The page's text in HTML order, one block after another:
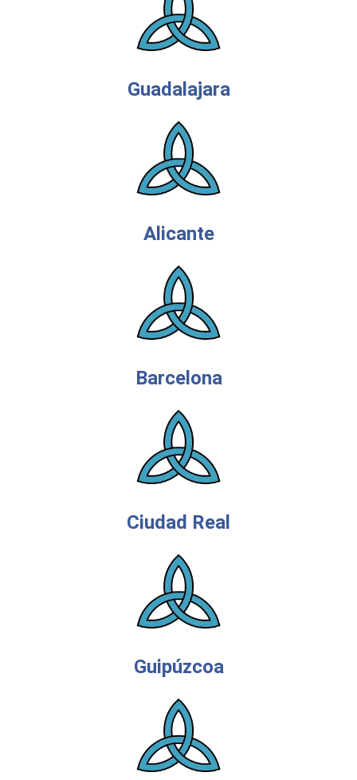
Guadalajara
Alicante
Barcelona
Ciudad Real
Guipúzcoa